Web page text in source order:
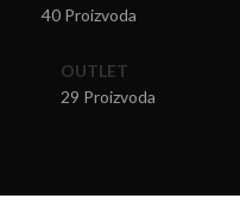
40 Proizvoda
OUTLET
29 Proizvoda